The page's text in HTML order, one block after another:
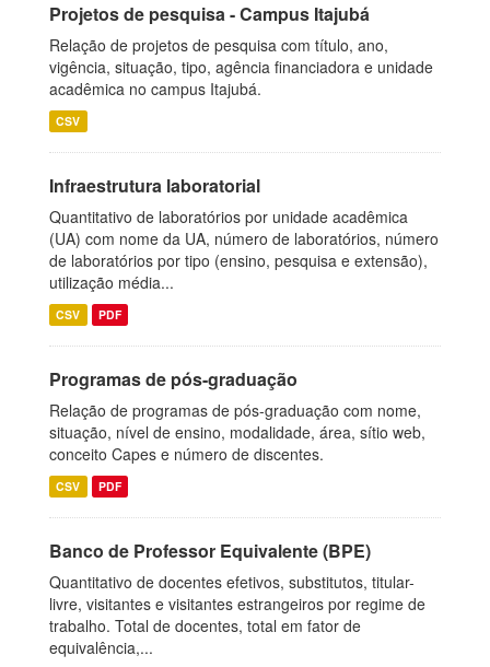
Projetos de pesquisa - Campus Itajubá
Relação de projetos de pesquisa com título, ano,
vigência, situação, tipo, agência financiadora e unidade
acadêmica no campus Itajubá.
CSV
Infraestrutura laboratorial
Quantitativo de laboratórios por unidade acadêmica
(UA) com nome da UA, número de laboratórios, número
de laboratórios por tipo (ensino, pesquisa e extensão),
utilização média...
CSV PDF
Programas de pós-graduação
Relação de programas de pós-graduação com nome,
situação, nível de ensino, modalidade, área, sítio web,
conceito Capes e número de discentes.
CSV PDF
Banco de Professor Equivalente (BPE)
Quantitativo de docentes efetivos, substitutos, titular-
livre, visitantes e visitantes estrangeiros por regime de
trabalho. Total de docentes, total em fator de
equivalência,...